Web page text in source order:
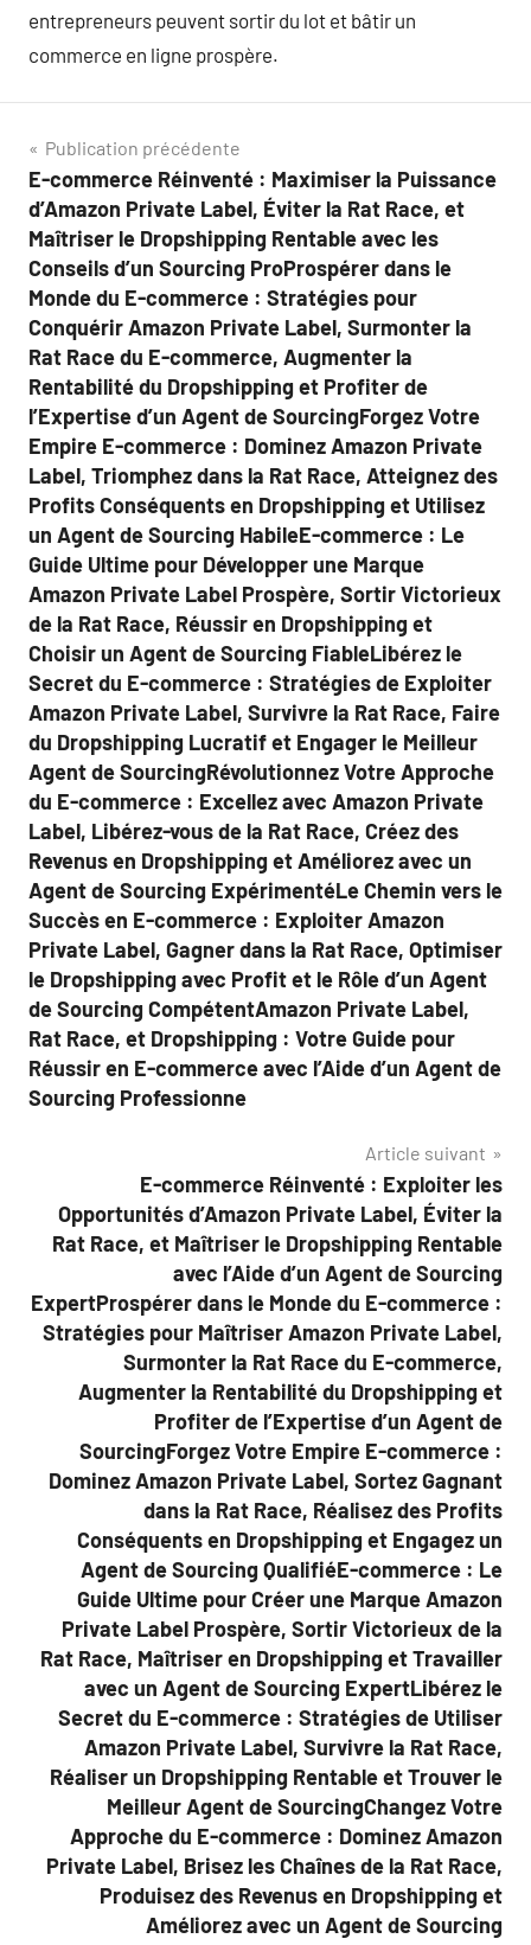
entrepreneurs peuvent sortir du lot et bâtir un
commerce en ligne prospère.
Navigation
de
l’article
Publication précédente
E-commerce Réinventé : Maximiser la Puissance
d’Amazon Private Label, Éviter la Rat Race, et
Maîtriser le Dropshipping Rentable avec les
Conseils d’un Sourcing ProProspérer dans le
Monde du E-commerce : Stratégies pour
Conquérir Amazon Private Label, Surmonter la
Rat Race du E-commerce, Augmenter la
Rentabilité du Dropshipping et Profiter de
l’Expertise d’un Agent de SourcingForgez Votre
Empire E-commerce : Dominez Amazon Private
Label, Triomphez dans la Rat Race, Atteignez des
Profits Conséquents en Dropshipping et Utilisez
un Agent de Sourcing HabileE-commerce : Le
Guide Ultime pour Développer une Marque
Amazon Private Label Prospère, Sortir Victorieux
de la Rat Race, Réussir en Dropshipping et
Choisir un Agent de Sourcing FiableLibérez le
Secret du E-commerce : Stratégies de Exploiter
Amazon Private Label, Survivre la Rat Race, Faire
du Dropshipping Lucratif et Engager le Meilleur
Agent de SourcingRévolutionnez Votre Approche
du E-commerce : Excellez avec Amazon Private
Label, Libérez-vous de la Rat Race, Créez des
Revenus en Dropshipping et Améliorez avec un
Agent de Sourcing ExpérimentéLe Chemin vers le
Succès en E-commerce : Exploiter Amazon
Private Label, Gagner dans la Rat Race, Optimiser
le Dropshipping avec Profit et le Rôle d’un Agent
de Sourcing CompétentAmazon Private Label,
Rat Race, et Dropshipping : Votre Guide pour
Réussir en E-commerce avec l’Aide d’un Agent de
Sourcing Professionne
Article suivant
E-commerce Réinventé : Exploiter les
Opportunités d’Amazon Private Label, Éviter la
Rat Race, et Maîtriser le Dropshipping Rentable
avec l’Aide d’un Agent de Sourcing
ExpertProspérer dans le Monde du E-commerce :
Stratégies pour Maîtriser Amazon Private Label,
Surmonter la Rat Race du E-commerce,
Augmenter la Rentabilité du Dropshipping et
Profiter de l’Expertise d’un Agent de
SourcingForgez Votre Empire E-commerce :
Dominez Amazon Private Label, Sortez Gagnant
dans la Rat Race, Réalisez des Profits
Conséquents en Dropshipping et Engagez un
Agent de Sourcing QualifiéE-commerce : Le
Guide Ultime pour Créer une Marque Amazon
Private Label Prospère, Sortir Victorieux de la
Rat Race, Maîtriser en Dropshipping et Travailler
avec un Agent de Sourcing ExpertLibérez le
Secret du E-commerce : Stratégies de Utiliser
Amazon Private Label, Survivre la Rat Race,
Réaliser un Dropshipping Rentable et Trouver le
Meilleur Agent de SourcingChangez Votre
Approche du E-commerce : Dominez Amazon
Private Label, Brisez les Chaînes de la Rat Race,
Produisez des Revenus en Dropshipping et
Améliorez avec un Agent de Sourcing